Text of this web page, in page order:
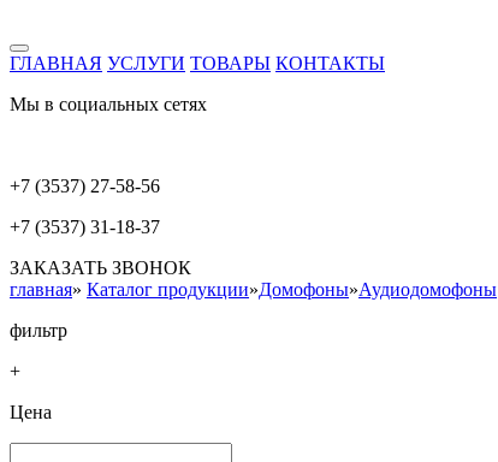
ГЛАВНАЯ УСЛУГИ ТОВАРЫ КОНТАКТЫ
Мы в социальных сетях
+7 (3537) 27-58-56
+7 (3537) 31-18-37
ЗАКАЗАТЬ ЗВОНОК
главная» Каталог продукции»Домофоны»Аудиодомофоны
фильтр
+
Цена